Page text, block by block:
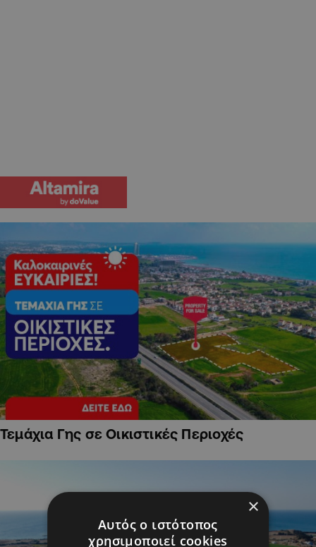
Τεμάχια Γης σε Οικιστικές Περιοχές
×
Αυτός ο ιστότοπος
χρησιμοποιεί cookies